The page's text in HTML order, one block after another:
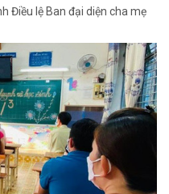
Điều lệ Ban đại diện cha mẹ